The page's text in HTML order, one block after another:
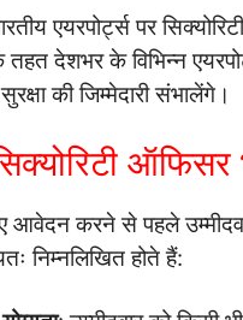
एयरपोर्ट्स पर
देशभर के विभिन्न
की जिम्मेदारी संभालेंगे।
ऑफिसर
आवेदन करने से पहले
निम्नलिखित होते हैं: